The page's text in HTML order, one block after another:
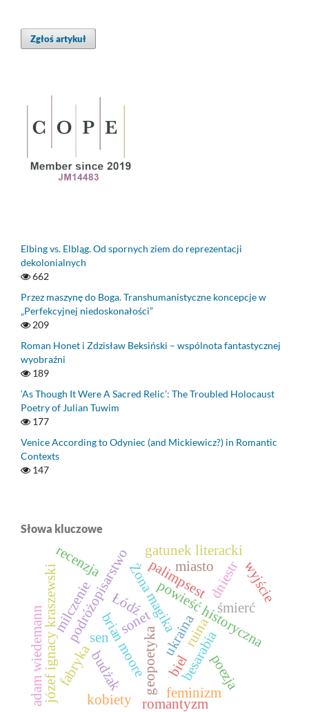
Zgłoś artykuł
Elbing vs. Elbląg. Od spornych ziem do reprezentacji
dekolonialnych
662
Przez maszynę do Boga. Transhumanistyczne koncepcje w
„Perfekcyjnej niedoskonałości”
209
Roman Honet i Zdzisław Beksiński – wspólnota fantastycznej
wyobraźni
189
‘As Though It Were A Sacred Relic’: The Troubled Holocaust
Poetry of Julian Tuwim
177
Venice According to Odyniec (and Mickiewicz?) in Romantic
Contexts
147
Słowa kluczowe
brian moorepowieść historyczna
Żona magika
podróżopisarstwo
geopoetyka ruina
palimpsest
besarabia
budżak
dniestr
ukraina
józef ignacy kraszewski
adam wiedemann poezja
sonet
gatunek literacki
Łódź
miasto
fabryka
recenzja
biel
śmierć
wyjście
milczenie
sen
feminizm
romantyzm
kobiety